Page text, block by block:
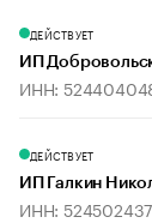
ДЕЙСТВУЕТ
ИП
ИНН:
ДЕЙСТВУЕТ
ИП Галкин
ИНН: